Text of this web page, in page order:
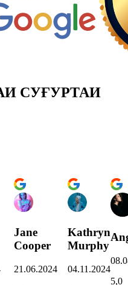
СУҒУРТАИ
Jane
Cooper
21.06.2024
Kathryn
Murphy
04.11.2024
5,0